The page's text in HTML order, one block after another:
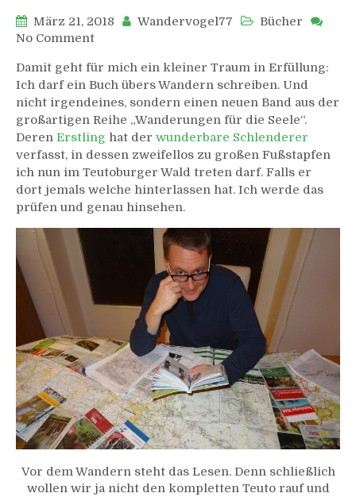
März 21, 2018 Wandervogel77
Bücher
No Commenton
neues
Wander-
Buch
entsteht
Damit geht für mich ein kleiner Traum in Erfüllung:
Ich darf ein Buch übers Wandern schreiben. Und
nicht irgendeines, sondern einen neuen Band aus der
großartigen Reihe „Wanderungen für die Seele“.
Deren Erstling hat der wunderbare Schlenderer
verfasst, in dessen zweifellos zu großen Fußstapfen
ich nun im Teutoburger Wald treten darf. Falls er
dort jemals welche hinterlassen hat. Ich werde das
prüfen und genau hinsehen.
Vor dem Wandern steht das Lesen. Denn schließlich
wollen wir ja nicht den kompletten Teuto rauf und